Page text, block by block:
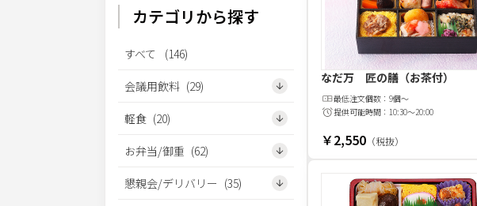
カテゴリから探す
すべて (146)
会議用飲料 (29)
軽食 (20)
お弁当/御重 (62)
懇親会/デリバリー (35)
なだ万 匠の膳（お茶付）
最低注文個数： 9個～
提供可能時間： 10:30～20:00
￥2,550 （税抜）